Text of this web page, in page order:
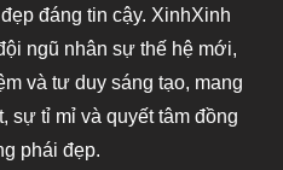
đáng tin cậy. XinhXinh
ngũ nhân sự thế hệ mới,
và tư duy sáng tạo, mang
sự tỉ mỉ và quyết tâm đồng
phái đẹp.